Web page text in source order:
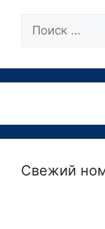
Поиск:
Свежий